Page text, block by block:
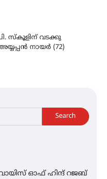
സ്കൂളിന് വടക്കു
നായർ (72)
Search
വോയിസ് ഓഫ് ഹിന്ദ് റജബ്